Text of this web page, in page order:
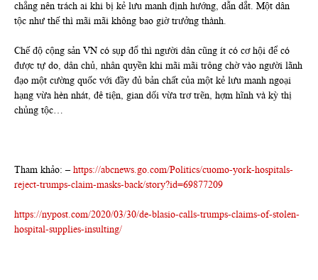
chẳng nên trách ai khi bị kẻ lưu manh định hướng, dẫn dắt. Một dân
tộc như thế thì mãi mãi không bao giờ trưởng thành.
Chế độ cộng sản VN có sụp đổ thì người dân cũng ít có cơ hội để có
được tự do, dân chủ, nhân quyền khi mãi mãi trông chờ vào người lãnh
đạo một cường quốc với đầy đủ bản chất của một kẻ lưu manh ngoại
hạng vừa hèn nhát, đê tiện, gian dối vừa trơ trẽn, hợm hĩnh và kỳ thị
chủng tộc…
Tham khảo: – https://abcnews.go.com/Politics/cuomo-york-hospitals-
reject-trumps-claim-masks-back/story?id=69877209
https://nypost.com/2020/03/30/de-blasio-calls-trumps-claims-of-stolen-
hospital-supplies-insulting/